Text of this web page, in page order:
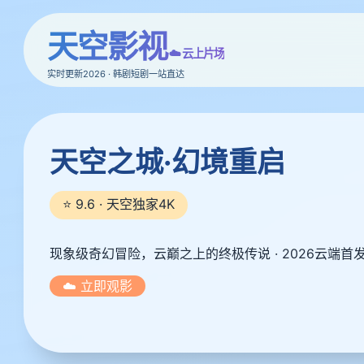
天空影视☁️ 云上片场
实时更新2026 · 韩剧短剧一站直达
天空之城·幻境重启
⭐ 9.6 · 天空独家4K
现象级奇幻冒险，云巅之上的终极传说 · 2026云端首
☁️ 立即观影